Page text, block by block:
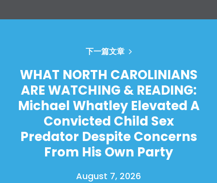
下一篇文章
WHAT NORTH CAROLINIANS
ARE WATCHING & READING:
Michael Whatley Elevated A
Convicted Child Sex
Predator Despite Concerns
From His Own Party
August 7, 2026